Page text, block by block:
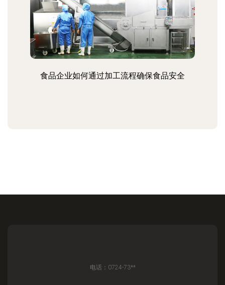
食品企业如何通过加工流程确保食品安全
电话：0724-73**